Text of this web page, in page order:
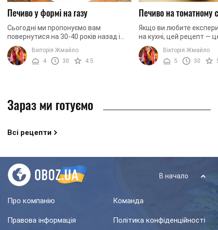
Печиво у формі на газу
Сьогодні ми пропонуємо вам
повернутися на 30-40 років назад і
приготувати печиво, яке колись
пекли наші мами та бабусі. Однак, для
того, щоб ...
Вікторія Жмайло
4
30 4.5
Печиво на томатному
Якщо ви любите
на кухні, цей рецепт —
потрібно. Ми
приготувати печиво на
томатного соку. Це
Вікторія Жмайло
5
30
Зараз ми готуємо
Всі рецепти
В начало
Про компанію Команда
Правова інформація Політика конфіденційності